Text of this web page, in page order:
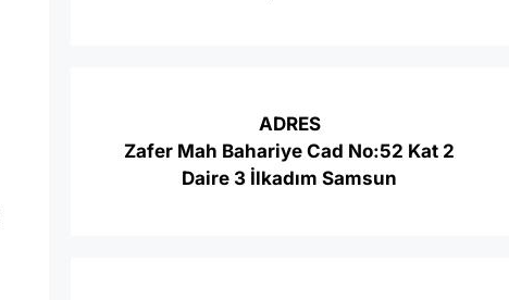
ADRES
Zafer Mah Bahariye Cad No:52 Kat 2
Daire 3 İlkadım Samsun